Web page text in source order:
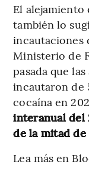
El alejamiento
también lo
incautaciones
Ministerio de
pasada que
incautaron de
cocaína en
interanual del
de la mitad
Lea más en